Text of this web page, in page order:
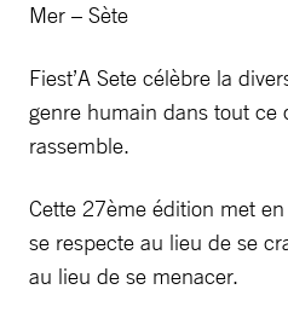
Mer – Sète
Fiest’A Sete célèbre la
genre humain dans tout ce
rassemble.
Cette 27ème édition met
se respecte au lieu de se
au lieu de se menacer.